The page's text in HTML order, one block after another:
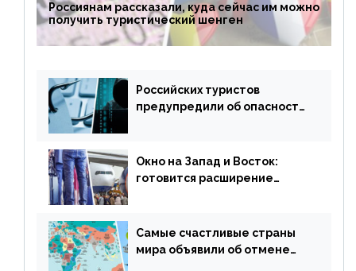
Россиянам рассказали, куда сейчас им можно
получить туристический шенген
Российских туристов
предупредили об опасности
Окно на Запад и Восток:
готовится расширение
Самые счастливые страны
мира объявили об отмене